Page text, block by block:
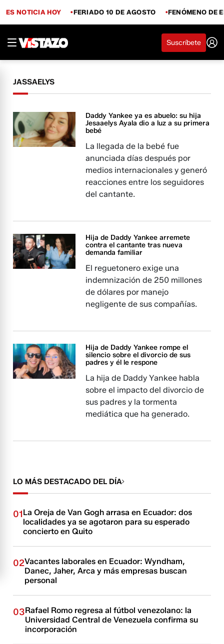
ES NOTICIA HOY FERIADO 10 DE AGOSTO FENÓMENO DE
Suscríbete
JASSAELYS
Daddy Yankee ya es abuelo: su hija
Jesaaelys Ayala dio a luz a su primera
bebé
La llegada de la bebé fue
anunciada días después por
medios internacionales y generó
reacciones entre los seguidores
del cantante.
Hija de Daddy Yankee arremete
contra el cantante tras nueva
demanda familiar
El reguetonero exige una
indemnización de 250 millones
de dólares por manejo
negligente de sus compañías.
Hija de Daddy Yankee rompe el
silencio sobre el divorcio de sus
padres y él le respone
La hija de Daddy Yankee habla
sobre el impacto del divorcio de
sus padres y la tormenta
mediática que ha generado.
LO MÁS DESTACADO DEL DÍA
01La Oreja de Van Gogh arrasa en Ecuador: dos
localidades ya se agotaron para su esperado
concierto en Quito
02Vacantes laborales en Ecuador: Wyndham,
Danec, Jaher, Arca y más empresas buscan
personal
03Rafael Romo regresa al fútbol venezolano: la
Universidad Central de Venezuela confirma su
incorporación